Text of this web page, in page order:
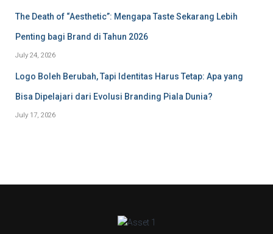
The Death of “Aesthetic”: Mengapa Taste Sekarang Lebih
Penting bagi Brand di Tahun 2026
July 24, 2026
Logo Boleh Berubah, Tapi Identitas Harus Tetap: Apa yang
Bisa Dipelajari dari Evolusi Branding Piala Dunia?
July 17, 2026